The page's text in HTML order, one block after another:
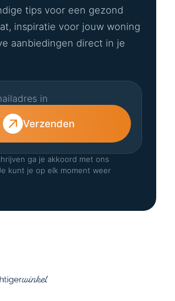
tips voor een gezond
inspiratie voor jouw woning
aanbiedingen direct in je
Verzenden
ga je akkoord met ons
Je kunt je op elk moment weer